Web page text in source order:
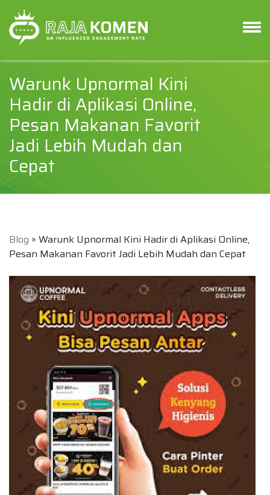
Warunk Upnormal Kini
Hadir di Aplikasi Online,
Pesan Makanan Favorit
Jadi Lebih Mudah dan
Cepat
Blog » Warunk Upnormal Kini Hadir di Aplikasi Online,
Pesan Makanan Favorit Jadi Lebih Mudah dan Cepat